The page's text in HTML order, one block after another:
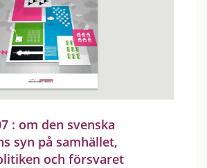
: om den svenska
syn på samhället,
och försvaret